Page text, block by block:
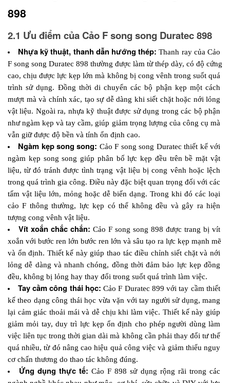
898
2.1 Ưu điểm của Cảo F song song Duratec 898
Nhựa kỹ thuật, thanh dẫn hướng thép: Thanh ray của Cảo
F song song Duratec 898 thường được làm từ thép dày, có độ cứng
cao, chịu được lực kẹp lớn mà không bị cong vênh trong suốt quá
trình sử dụng. Đồng thời di chuyển các bộ phận kẹp một cách
mượt mà và chính xác, tạo sự dễ dàng khi siết chặt hoặc nới lỏng
vật liệu. Ngoài ra, nhựa kỹ thuật được sử dụng trong các bộ phận
như ngàm kẹp và tay cầm, giúp giảm trọng lượng của công cụ mà
vẫn giữ được độ bền và tính ổn định cao.
Ngàm kẹp song song: Cảo F song song Duratec thiết kế với
ngàm kẹp song song giúp phân bố lực kẹp đều trên bề mặt vật
liệu, từ đó tránh được tình trạng vật liệu bị cong vênh hoặc lệch
trong quá trình gia công. Điều này đặc biệt quan trọng đối với các
tấm vật liệu lớn, mỏng hoặc dễ biến dạng. Trong khi đó các loại
cảo F thông thường, lực kẹp có thể không đều và gây ra hiện
tượng cong vênh vật liệu.
Vít xoắn chắc chắn: Cảo F song song 898 được trang bị vít
xoắn với bước ren lớn bước ren lớn và sâu tạo ra lực kẹp mạnh mẽ
và ổn định. Thiết kế này giúp thao tác điều chỉnh siết chặt và nới
lỏng dễ dàng và nhanh chóng, đồng thời đảm bảo lực kẹp đồng
đều, không bị lỏng hay thay đổi trong suốt quá trình làm việc.
Tay cầm công thái học: Cảo F Duratec 899 với tay cầm thiết
kế theo dạng công thái học vừa vặn với tay người sử dụng, mang
lại cảm giác thoải mái và dễ chịu khi làm việc. Thiết kế này giúp
giảm mỏi tay, duy trì lực kẹp ổn định cho phép người dùng làm
việc liên tục trong thời gian dài mà không cần phải thay đổi tư thế
quá nhiều, từ đó nâng cao hiệu quả công việc và giảm thiểu nguy
cơ chấn thương do thao tác không đúng.
Ứng dụng thực tế: Cảo F 898 sử dụng rộng rãi trong các